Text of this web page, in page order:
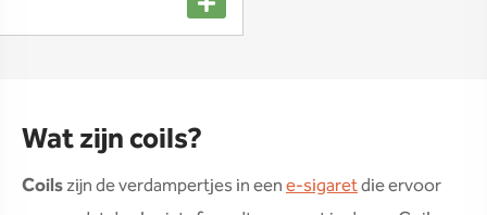
Wat zijn coils?
Coilszijn de verdampertjes in eene-sigaretdie ervoor